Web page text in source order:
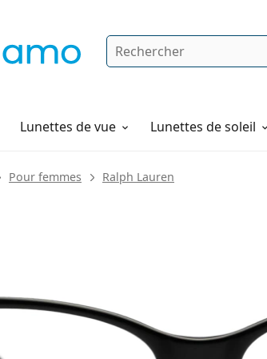
Rechercher
Lunettes de vue Lunettes de soleil
Pour femmes Ralph Lauren